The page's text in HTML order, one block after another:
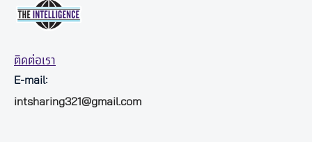
ติดต่อเรา
E-mail:
intsharing321@gmail.com